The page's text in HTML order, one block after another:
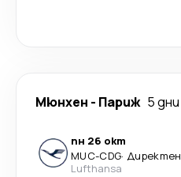
Мюнхен - Париж 5 дни
пн 26 окт
MUC-CDG· Директен
Lufthansa